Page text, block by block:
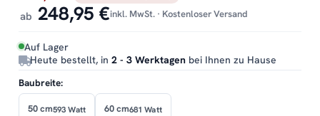
ab 248,95 €inkl. MwSt. · Kostenloser Versand
Auf Lager
Heute bestellt, in 2 - 3 Werktagen bei Ihnen zu Hause
Baubreite:
50 cm593 Watt 60 cm681 Watt